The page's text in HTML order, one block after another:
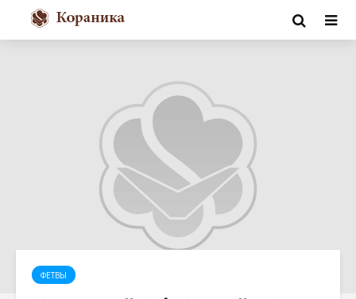
ФЕТВЫ